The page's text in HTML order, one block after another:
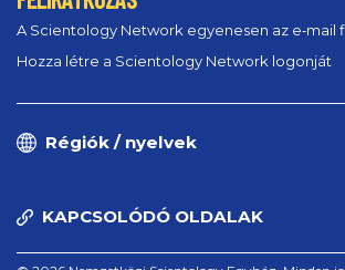
A Scientology Network egyenesen az e‑mail
Hozza létre a Scientology Network logonját
Régiók / nyelvek
KAPCSOLÓDÓ OLDALAK